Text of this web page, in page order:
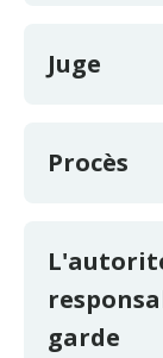
Juge
Procès
garde